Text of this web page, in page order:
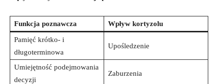
Funkcja poznawcza Wpływ kortyzolu
Pamięć krótko- i
długoterminowa
Upośledzenie
Umiejętność podejmowania
decyzji
Zaburzenia